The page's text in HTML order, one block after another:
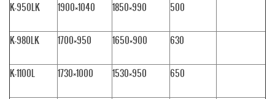
K-950LK 1900×1040 1850×990 500
K-980LK 1700×950 1650×900 630
K-1100L 1730×1000 1530×950 650